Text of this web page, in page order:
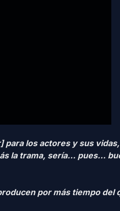
para los actores y sus
la trama, sería… pues…
por más tiempo del